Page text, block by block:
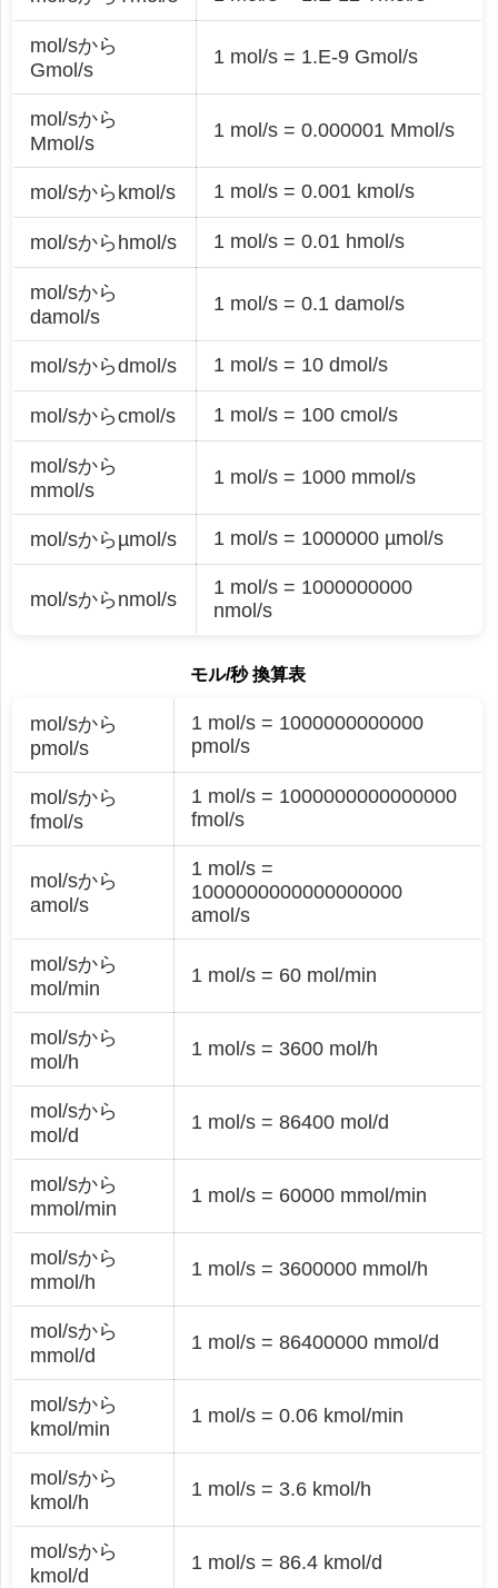
mol/sから
Gmol/s
1 mol/s = 1.E-9 Gmol/s
mol/sから
Mmol/s
1 mol/s = 0.000001 Mmol/s
mol/sからkmol/s 1 mol/s = 0.001 kmol/s
mol/sからhmol/s 1 mol/s = 0.01 hmol/s
mol/sから
damol/s
1 mol/s = 0.1 damol/s
mol/sからdmol/s 1 mol/s = 10 dmol/s
mol/sからcmol/s 1 mol/s = 100 cmol/s
mol/sから
mmol/s
1 mol/s = 1000 mmol/s
mol/sからµmol/s 1 mol/s = 1000000 µmol/s
mol/sからnmol/s
1 mol/s = 1000000000
nmol/s
モル/秒 換算表
mol/sから
pmol/s
1 mol/s = 1000000000000
pmol/s
mol/sから
fmol/s
1 mol/s = 1000000000000000
fmol/s
mol/sから
amol/s
1 mol/s =
1000000000000000000
amol/s
mol/sから
mol/min
1 mol/s = 60 mol/min
mol/sから
mol/h
1 mol/s = 3600 mol/h
mol/sから
mol/d
1 mol/s = 86400 mol/d
mol/sから
mmol/min
1 mol/s = 60000 mmol/min
mol/sから
mmol/h
1 mol/s = 3600000 mmol/h
mol/sから
mmol/d
1 mol/s = 86400000 mmol/d
mol/sから
kmol/min
1 mol/s = 0.06 kmol/min
mol/sから
kmol/h
1 mol/s = 3.6 kmol/h
mol/sから
kmol/d
1 mol/s = 86.4 kmol/d